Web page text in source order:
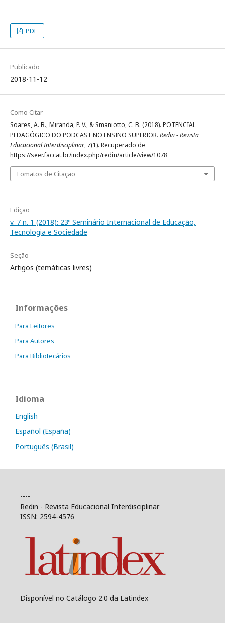
PDF
Publicado
2018-11-12
Como Citar
Soares, A. B., Miranda, P. V., & Smaniotto, C. B. (2018). POTENCIAL
PEDAGÓGICO DO PODCAST NO ENSINO SUPERIOR. Redin - Revista
Educacional Interdisciplinar, 7(1). Recuperado de
https://seer.faccat.br/index.php/redin/article/view/1078
Fomatos de Citação
Edição
v. 7 n. 1 (2018): 23º Seminário Internacional de Educação,
Tecnologia e Sociedade
Seção
Artigos (temáticas livres)
Informações
Para Leitores
Para Autores
Para Bibliotecários
Idioma
English
Español (España)
Português (Brasil)
----
Redin - Revista Educacional Interdisciplinar
ISSN: 2594-4576
Disponível no Catálogo 2.0 da Latindex